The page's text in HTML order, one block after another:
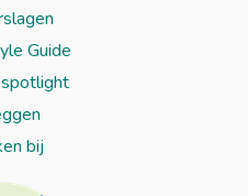
Guide
bij